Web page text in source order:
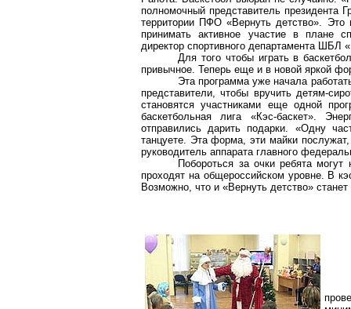
полномочный представитель президента
территории ПФО «Вернуть детство».
принимать активное участие в плане
директор спортивного департамента ШБЛ «
Для того чтобы играть в
привычное. Теперь еще и в новой яркой
Эта программа уже начала
представители, чтобы вручить детям-
становятся участниками еще одной
баскетбольная лига «Кэс-баскет».
отправились дарить подарки. «Одну
танцуете. Эта форма, эти майки
руководитель аппарата главного
Побороться за очки ребята
проходят на общероссийском уровне. В
Возможно, что и «Вернуть детство»